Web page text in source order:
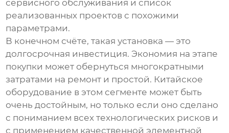
сервисного обслуживания и список
реализованных проектов с похожими
параметрами.
В конечном счёте, такая установка — это
долгосрочная инвестиция. Экономия на этапе
покупки может обернуться многократными
затратами на ремонт и простой. Китайское
оборудование в этом сегменте может быть
очень достойным, но только если оно сделано
с пониманием всех технологических рисков и
с применением качественной элементной